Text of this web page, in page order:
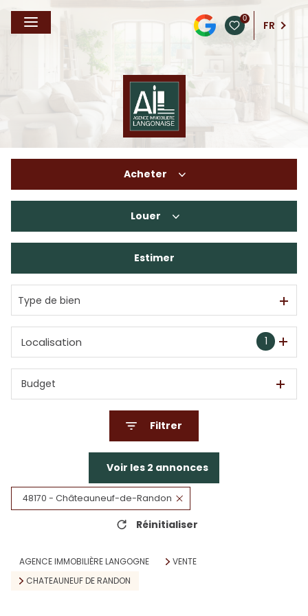
0
FR
Acheter
De l'immo pro
Louer
En saisonnier
Estimer
Type de bien
1
Localisation
Budget
Filtrer
Voir les 2 annonces
48170 - Châteauneuf-de-Randon
Réinitialiser
AGENCE IMMOBILIÈRE LANGOGNE
VENTE
CHATEAUNEUF DE RANDON